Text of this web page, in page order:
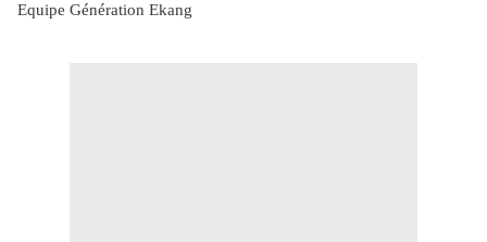
Equipe Génération Ekang